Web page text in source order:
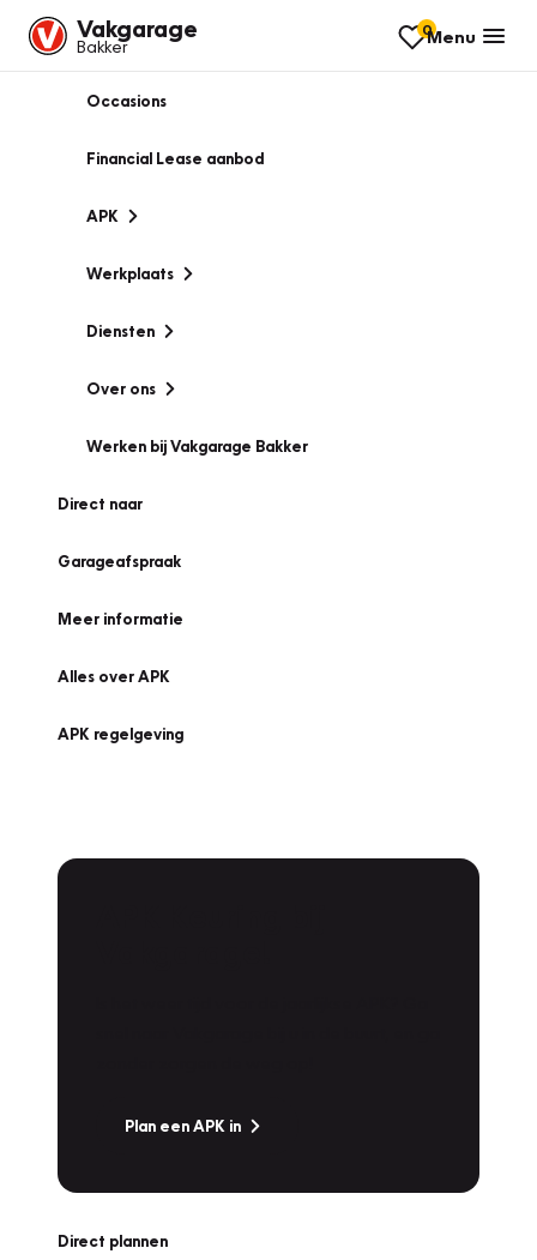
Vakgarage
Bakker
0Menu
Occasions
Financial Lease aanbod
APK
Werkplaats
Diensten
Over ons
Werken bij Vakgarage Bakker
Direct naar
Garageafspraak
Meer informatie
Alles over APK
APK regelgeving
Plan een APK in
Direct plannen